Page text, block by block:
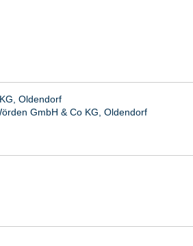
Oldendorf
GmbH & Co KG, Oldendorf